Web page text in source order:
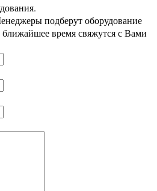
подберут оборудование
время свяжутся с Вами